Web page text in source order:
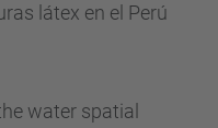
látex en el Perú
water spatial